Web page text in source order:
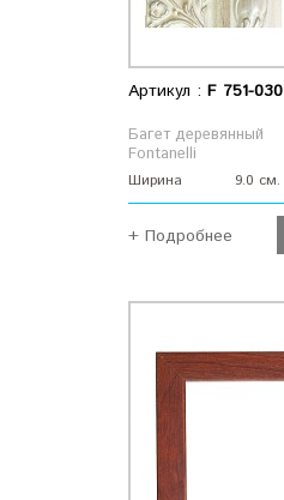
Артикул : F 751-030
Багет деревянный
Fontanelli
Ширина 9.0 см.
+ Подробнее